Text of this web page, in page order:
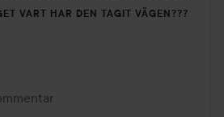
VART HAR DEN TAGIT VÄGEN???